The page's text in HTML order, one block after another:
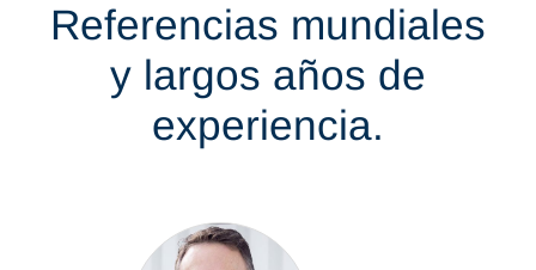
Referencias mundiales
y largos años de
experiencia.